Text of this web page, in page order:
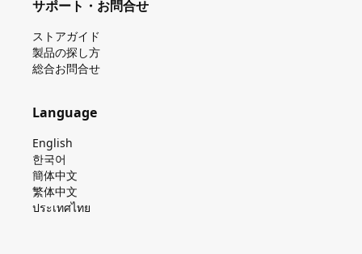
サポート・お問合せ
ストアガイド
製品の探し⽅
総合お問合せ
Language
English
한국어
簡体中文
繁体中文
ประเทศไทย